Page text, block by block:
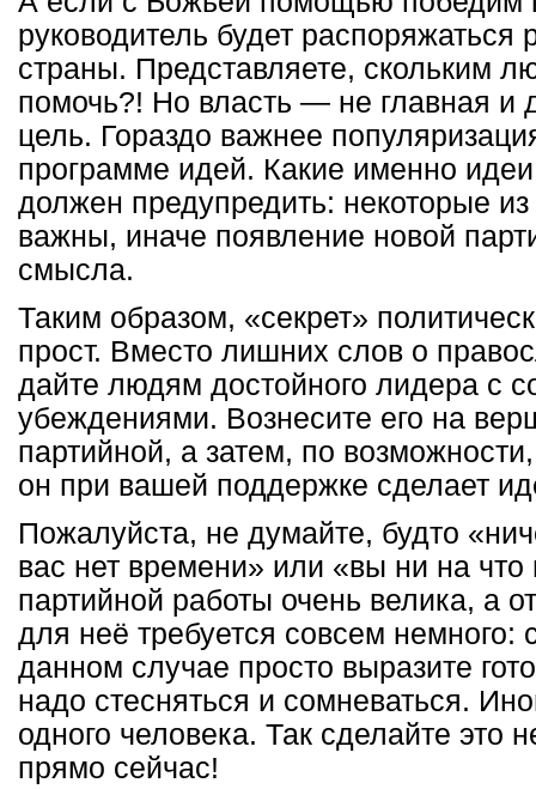
руководитель будет распоряжаться
страны. Представляете, скольким
помочь?! Но власть — не главная и
цель. Гораздо важнее
программе идей. Какие именно
должен предупредить: некоторые
важны, иначе появление новой
смысла.
Таким образом, «секрет»
прост. Вместо лишних слов о
дайте людям достойного лидера с
убеждениями. Вознесите его на
партийной, а затем, по
он при вашей поддержке сделает
Пожалуйста, не думайте, будто
вас нет времени» или «вы ни на
партийной работы очень велика, а
для неё требуется совсем немного:
данном случае просто выразите
надо стесняться и сомневаться.
одного человека. Так сделайте это
прямо сейчас!